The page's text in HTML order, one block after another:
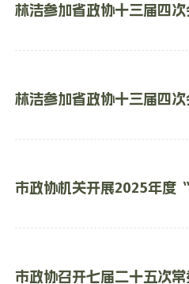
林洁参加省政协十三届四
林洁参加省政协十三届四
市政协机关开展2025年度
市政协召开七届二十五次